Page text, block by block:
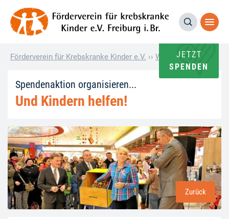
JETZT
SPENDEN
Förderverein für Krebskranke Kinder e.V. ›› Wie andere helfen
Spendenaktion organisieren...
Und Kindern helfen!
Zurück